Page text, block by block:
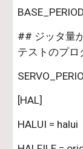
## ジッタ量
テストのプロ
[HAL]
HALUI = halui